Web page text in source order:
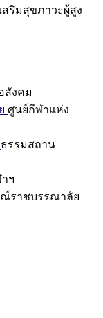
สริมสุขภาวะผู้สูง
สังคม
ศูนย์กีฬาแห่ง
ธรรมสถาน
ฯ
ณ์ราชบรรณาลัย